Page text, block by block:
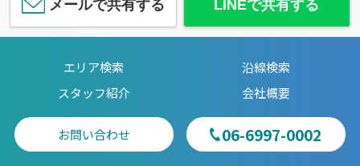
メールで共有する LINEで共有する
エリア検索
沿線検索
スタッフ紹介
会社概要
お問い合わせ 06-6997-0002